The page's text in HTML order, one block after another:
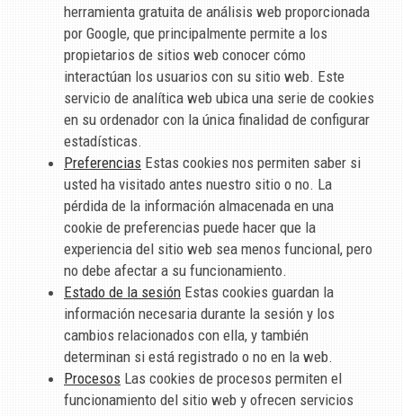
herramienta gratuita de análisis web proporcionada
por Google, que principalmente permite a los
propietarios de sitios web conocer cómo
interactúan los usuarios con su sitio web. Este
servicio de analítica web ubica una serie de cookies
en su ordenador con la única finalidad de configurar
estadísticas.
Preferencias Estas cookies nos permiten saber si
usted ha visitado antes nuestro sitio o no. La
pérdida de la información almacenada en una
cookie de preferencias puede hacer que la
experiencia del sitio web sea menos funcional, pero
no debe afectar a su funcionamiento.
Estado de la sesión Estas cookies guardan la
información necesaria durante la sesión y los
cambios relacionados con ella, y también
determinan si está registrado o no en la web.
Procesos Las cookies de procesos permiten el
funcionamiento del sitio web y ofrecen servicios